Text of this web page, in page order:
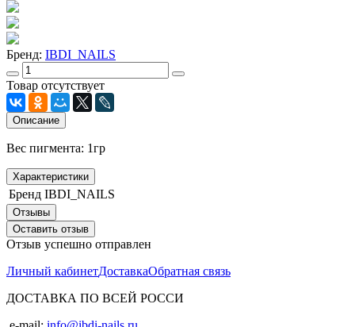
Бренд: IBDI_NAILS
Товар отсутствует
Описание
Вес пигмента: 1гр
Характеристики
Бренд IBDI_NAILS
Отзывы
Оставить отзыв
Отзыв успешно отправлен
Личный кабинетДоставкаОбратная связь
ДОСТАВКА ПО ВСЕЙ РОССИ